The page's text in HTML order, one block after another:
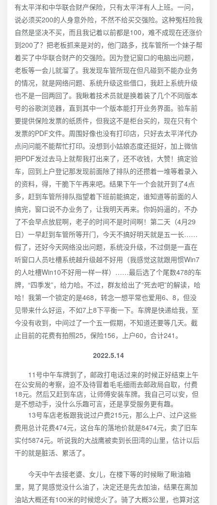
有太平洋和中华联合财产保险，只有太平洋有人上班。一问，
说必须买200的人身意外险，不然不给买交强险。这种冤枉险我
自然是坚决不买，而且我记着以前都是100，难不成现在还涨价
到200了？把老板抓来是对的，他门路多，找车管所一个妹子帮
着买了中华联合财产的交强险。因为登记窗口的电脑出问题，
老板等一会儿就溜了。我发现车管所现在但凡碰到不能办业务
的情况，就是网络问题、系统升级这些借口，我赶上系统升级
也不是一回两回了。我瞅着技术员就是换着装了几个不同版本
号的谷歌浏览器，直到其中一个版本能打开业务界面。验车前
要提供保险发票的纸质件，但我这不是柜台买的，现在只有个
发票的PDF文件。周围好像也没有打印店，只好去太平洋代办
点问问能不能帮忙打印。没想到小姑娘态度还挺好，加上微信
把PDF发过去马上就帮我打出来了，还不收钱，大赞！搞定验
车，回到上户登记那发现前面除了排队的还攒着一堆等着录入
的资料，得，干脆下午再来吧。结果下午一个会就开到了4点
多，赶到车管所排队指望着下班前能搞定，谁知道等前面的人
搞完，窗口说不办业务了，让我明天再来。你妈妈逼的，不办
了不会早点放屁啊，老子的时间不是时间啊！第二天（4月29
日）一早赶到车管所等开门，今天不搞好明天就是五一长……
假了，还好今天网络没出问题，系统没升级，不过倒是一直在
听窗口人员吐槽系统越升级越不好用（我感觉这就跟用惯Win7
的人吐槽Win10不好用一样一样）……最后选了个尾数478的车
牌，“四季发”，给力哈。不过，群友给出了“死去吧”的解读，哈
哈！我第一个锁定的是468，转念一想平常也爱用6、8，但没
见带来什么好运，不如7上8下平衡一下。车牌是快递给我，至
今没有收到，中间过了一个五一假期，不知道还要等几天。截
止目前的花费有拍照25，保险156，上户60，合计241。
2022.5.14
11号中午车牌到了，邮政打电话过来的时候正好结束上午
在公安局的考察，迫不及待冒着毛毛细雨去邮政局自取，付费
18元。然后又赶到车店，让师傅安装车牌。我自己可以安，但
是不想动手，没什么乐趣可言，还是享受服务更有趣。
13号车店老板跟我说过户费215元，那么上户、过户这些
费用总计花费474元，这台车的落地价就是8474元，卖了旧车
实付5874元。听说我的大战鹰被卖到长田湾的山里，估计以后
干的就是脏活、累活了。
今天中午去接老婆、女儿，在楼下等的时候瞅了瞅油箱
里，晃了晃感觉没什么油了，决定还是先去加油，结果在离加
油站大概还有100米的时候熄火了。骑了大概3公里，也算对这